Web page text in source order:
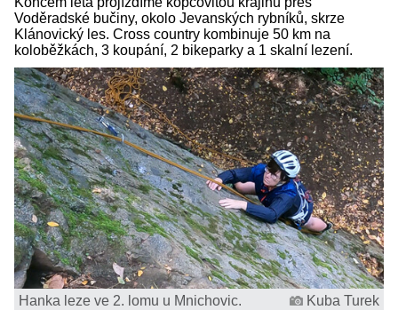
Voděradské bučiny, okolo Jevanských rybníků, skrze
Klánovický les. Cross country kombinuje 50 km na
koloběžkách, 3 koupání, 2 bikeparky a 1 skalní lezení.
Hanka leze ve 2. lomu u Mnichovic. Kuba Turek